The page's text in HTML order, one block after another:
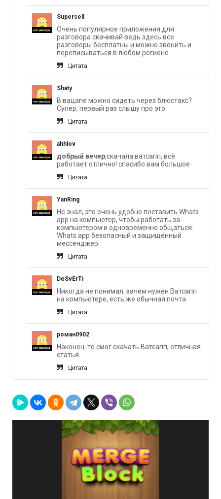
Supersell
Очень популярное приложения для
разговора скачивай ведь здесь все
разговоры бесплатны и можно звонить и
переписываться в любом регионе
Цитата
Shaty
В вацапе можно сидеть через блюстакс?
Супер, первый раз слышу про это.
Цитата
ahhlov
добрый вечер,скачала ватсапп, всё
работает отлично! спасибо вам большое
Цитата
YanRing
Не знал, это очень удобно поставить Whats
app на компьютер, чтобы работать за
компьютером и одновременно общаться.
Whats app безопасный и защищённый
мессенджер.
Цитата
DeSvErTi
Никогда не понимал, зачем нужен Ватсапп
на компьютере, есть же обычная почта
Цитата
роман0902
Наконец-то смог скачать Ватсапп, отличная
статья.
Цитата